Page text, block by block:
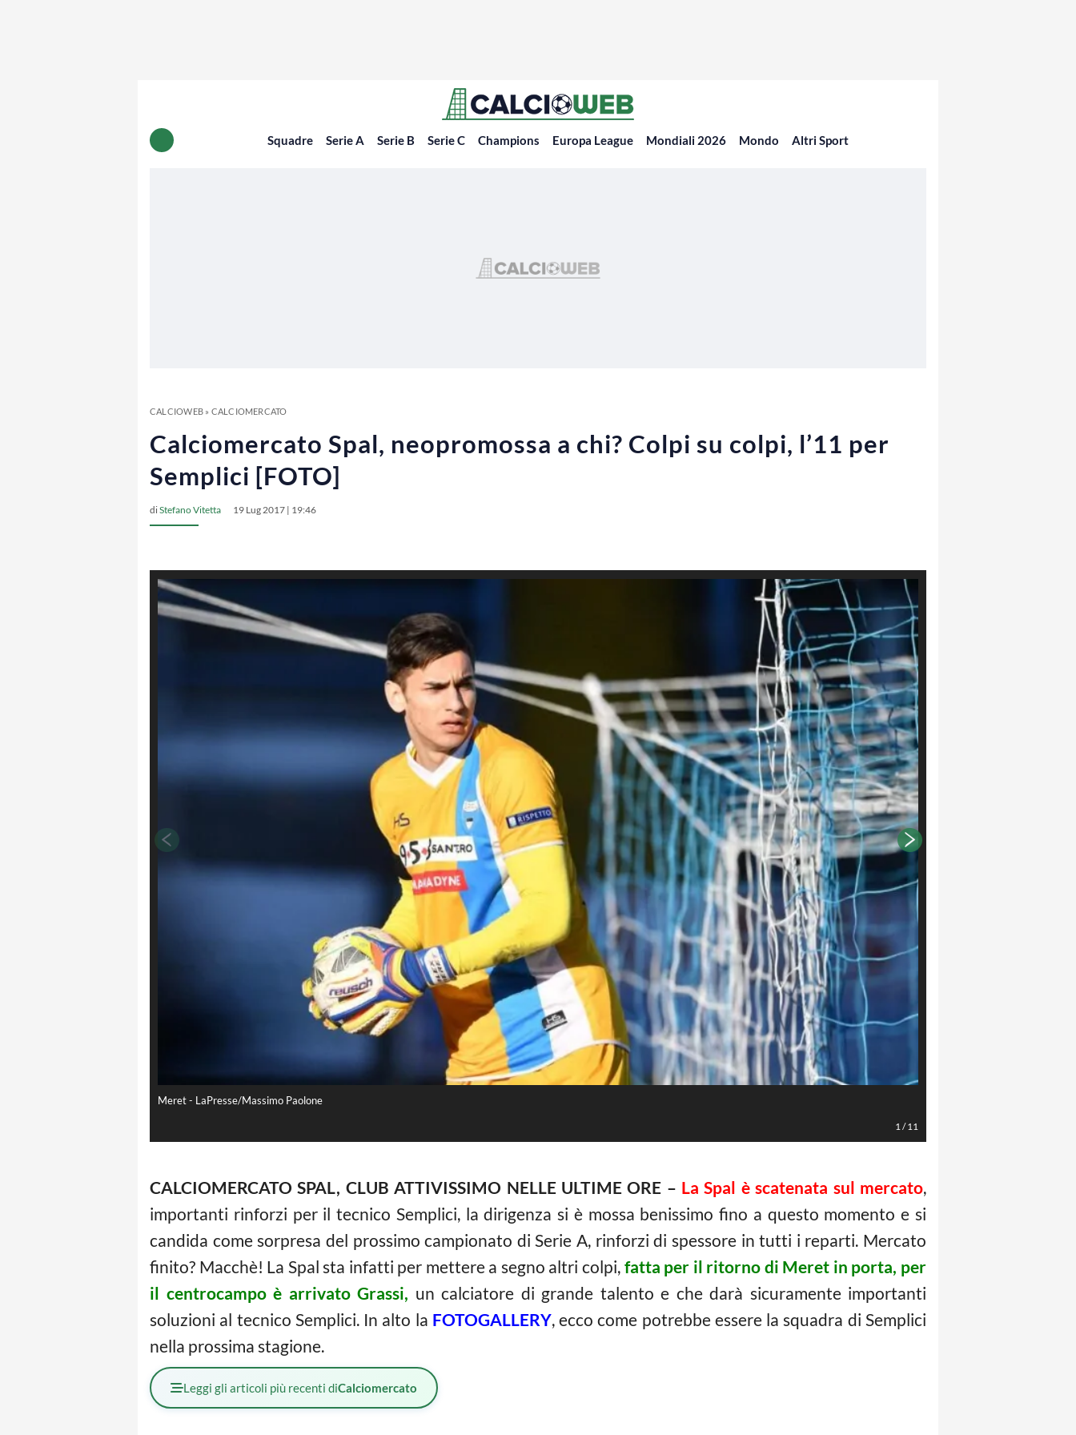
Squadre Serie A Serie B Serie C Champions Europa League Mondiali 2026 Mondo Altri Sport
CALCIOWEB» CALCIOMERCATO
Calciomercato Spal, neopromossa a chi? Colpi su colpi, l’11 per
Semplici [FOTO]
diStefano Vitetta 19 Lug 2017 | 19:46
Meret - LaPresse/Massimo Paolone
1/11
CALCIOMERCATO SPAL, CLUB ATTIVISSIMO NELLE ULTIME ORE – La Spal è scatenata sul mercato,
importanti rinforzi per il tecnico Semplici, la dirigenza si è mossa benissimo fino a questo momento e si
candida come sorpresa del prossimo campionato di Serie A, rinforzi di spessore in tutti i reparti. Mercato
finito? Macchè! La Spal sta infatti per mettere a segno altri colpi, fatta per il ritorno di Meret in porta, per
il centrocampo è arrivato Grassi, un calciatore di grande talento e che darà sicuramente importanti
soluzioni al tecnico Semplici. In alto la FOTOGALLERY, ecco come potrebbe essere la squadra di Semplici
nella prossima stagione.
Leggi gli articoli più recenti diCalciomercato